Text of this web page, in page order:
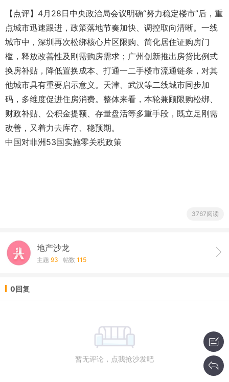
【点评】4月28日中央政治局会议明确“努力稳定楼市”后，重
点城市迅速跟进，政策落地节奏加快、调控取向清晰。一线
城市中，深圳再次松绑核心片区限购、简化居住证购房门
槛，释放改善性及刚需购房需求；广州创新推出房贷比例式
换房补贴，降低置换成本、打通一二手楼市流通链条，对其
他城市具有重要启示意义。天津、武汉等二线城市同步加
码，多维度促进住房消费。整体来看，本轮兼顾限购松绑、
财政补贴、公积金提额、存量盘活等多重手段，既立足刚需
改善，又着力去库存、稳预期。
中国对非洲53国实施零关税政策
3767阅读
地产沙龙
主题 93 帖数 115
0回复
暂无评论，点我抢沙发吧